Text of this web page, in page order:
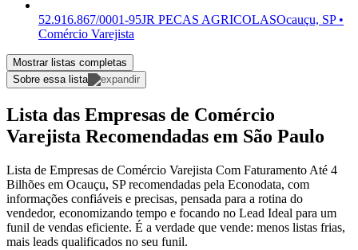
52.916.867/0001-95JR PECAS AGRICOLASOcauçu, SP •
Comércio Varejista
Mostrar listas completas
Sobre essa lista
Lista das Empresas de Comércio
Varejista Recomendadas em São Paulo
Lista de Empresas de Comércio Varejista Com Faturamento Até 4
Bilhões em Ocauçu, SP recomendadas pela Econodata, com
informações confiáveis e precisas, pensada para a rotina do
vendedor, economizando tempo e focando no Lead Ideal para um
funil de vendas eficiente. É a verdade que vende: menos listas frias,
mais leads qualificados no seu funil.